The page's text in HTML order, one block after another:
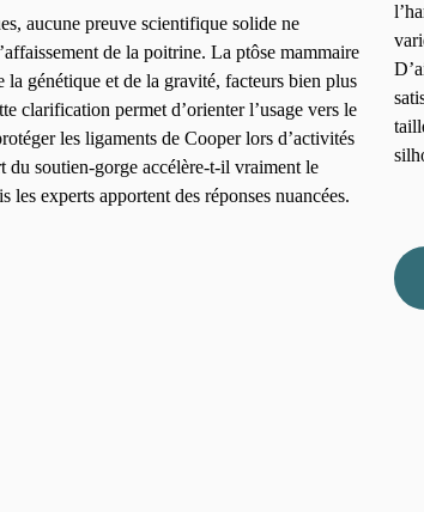
aucune preuve scientifique solide ne
de la poitrine. La ptôse mammaire
génétique et de la gravité, facteurs bien plus
clarification permet d’orienter l’usage vers le
les ligaments de Cooper lors d’activités
du soutien-gorge accélère-t-il vraiment le
les experts apportent des réponses nuancées.